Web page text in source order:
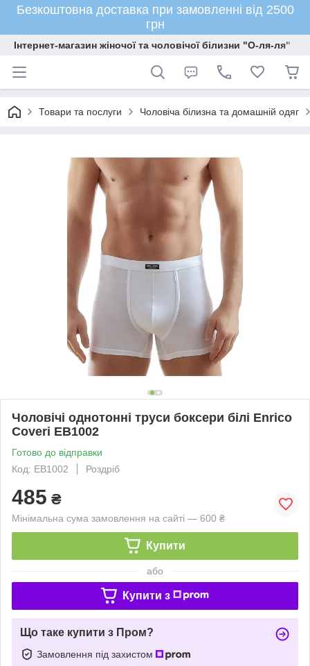
Безкоштовна доставка при замовленні від 2500
грн
Інтернет-магазин жіночої та чоловічої білизни "О-ля-ля"
Товари та послуги Чоловіча білизна та домашній одяг
Чоловічі однотонні труси боксери білі Enrico
Coveri EB1002
Готово до відправки
Код: EB1002
Роздріб
485 ₴
Мінімальна сума замовлення на сайті — 600 ₴
Купити
або
Купити з
Що таке купити з Пром?
Замовлення під захистом